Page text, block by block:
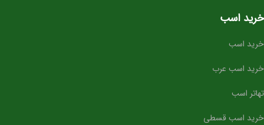
خرید اسب
خرید اسب
خرید اسب عرب
تهاتر اسب
خرید اسب قسطی